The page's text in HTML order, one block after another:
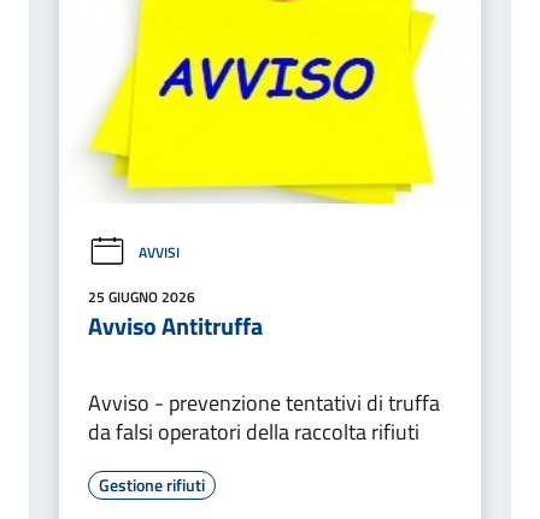
AVVISI
25 GIUGNO 2026
Avviso Antitruffa
Avviso - prevenzione tentativi di truffa
da falsi operatori della raccolta rifiuti
Gestione rifiuti